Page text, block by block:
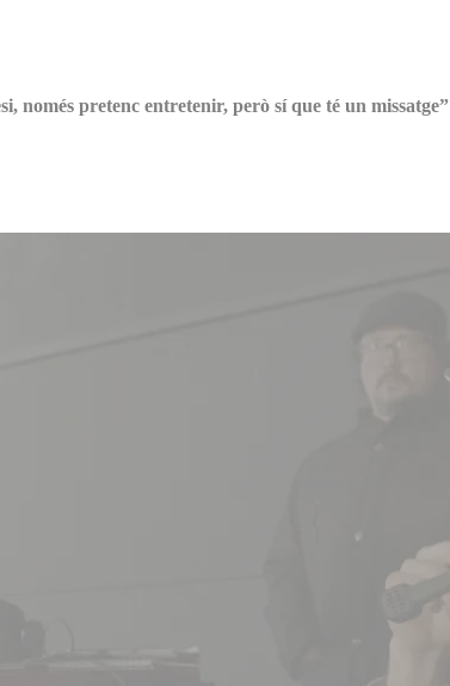
només pretenc entretenir, però sí que té un missatge”